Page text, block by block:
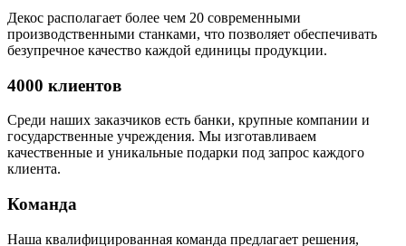
Декос располагает более чем 20 современными
производственными станками, что позволяет обеспечивать
безупречное качество каждой единицы продукции.
4000 клиентов
Среди наших заказчиков есть банки, крупные компании и
государственные учреждения. Мы изготавливаем
качественные и уникальные подарки под запрос каждого
клиента.
Команда
Наша квалифицированная команда предлагает решения,